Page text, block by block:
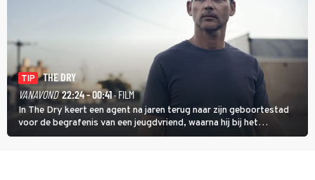
TIP
THE DRY
VANAVOND 22:24 - 00:41· FILM
In The Dry keert een agent na jaren terug naar zijn geboortestad
voor de begrafenis van een jeugdvriend, waarna hij bij het
onderzoeken van diens dood een verband begint te vermoeden